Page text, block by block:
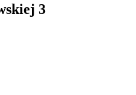
3